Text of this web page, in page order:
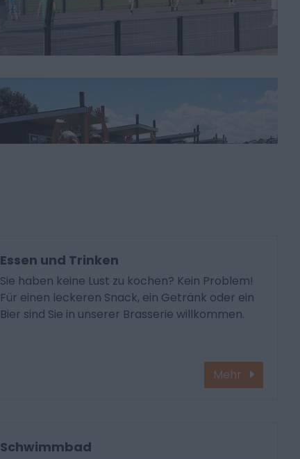
Essen und Trinken
Sie haben keine Lust zu kochen? Kein Problem!
Für einen leckeren Snack, ein Getränk oder ein
Bier sind Sie in unserer Brasserie willkommen.
Mehr
Schwimmbad